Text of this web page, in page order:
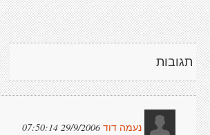
תגובות
נעמה דוד 29/9/2006 07:50:14